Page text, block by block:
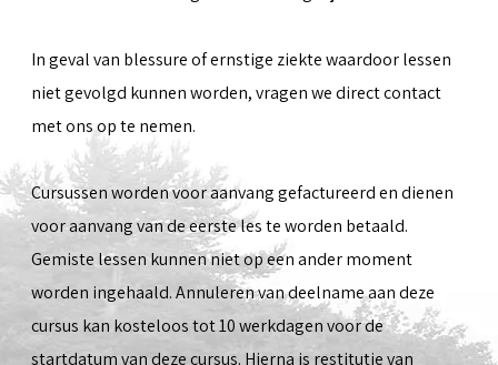
In geval van blessure of ernstige ziekte waardoor lessen
niet gevolgd kunnen worden, vragen we direct contact
met ons op te nemen.
Cursussen worden voor aanvang gefactureerd en dienen
voor aanvang van de eerste les te worden betaald.
Gemiste lessen kunnen niet op een ander moment
worden ingehaald. Annuleren van deelname aan deze
cursus kan kosteloos tot 10 werkdagen voor de
startdatum van deze cursus. Hierna is restitutie van